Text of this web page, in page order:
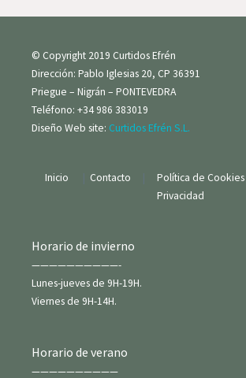
© Copyright 2019 Curtidos Efrén
Dirección: Pablo Iglesias 20, CP 36391
Priegue – Nigrán – PONTEVEDRA
Teléfono: +34 986 383019
Diseño Web site: Curtidos Efrén S.L.
Inicio | Contacto | Política de Cookies
Privacidad
Horario de invierno
——————————-
Lunes-jueves de 9H-19H.
Viernes de 9H-14H.
Horario de verano
——————————